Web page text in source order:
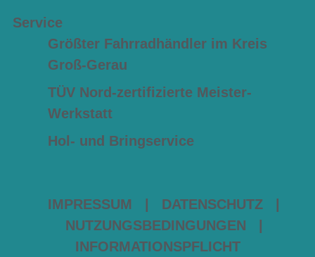
Service
Größter Fahrradhändler im Kreis
Groß-Gerau
TÜV Nord-zertifizierte Meister-
Werkstatt
Hol- und Bringservice
IMPRESSUM DATENSCHUTZ
NUTZUNGSBEDINGUNGEN
INFORMATIONSPFLICHT